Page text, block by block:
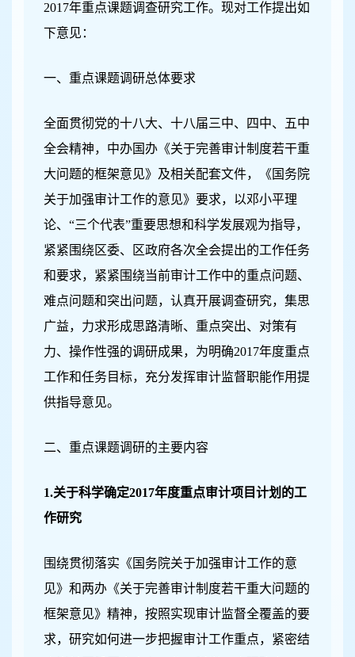
2017年重点课题调查研究工作。现对工作提出如
下意见：
一、重点课题调研总体要求
全面贯彻党的十八大、十八届三中、四中、五中
全会精神，中办国办 《关于完善审计制度若干重
大问题的框架意见》及相关配套文件，
《国务院
关于加强审计工作的意见》要求，以邓小平理
论、“三个代表”重要思想和科学发展观为指导，
紧紧围绕区委、区政府各次全会提出的工作任务
和要求，紧紧围绕当前审计工作中的重点问题、
难点问题和突出问题，认真开展调查研究，集思
广益，力求形成思路清晰、重点突出、对策有
力、操作性强的调研成果，为明确2017年度重点
工作和任务目标，充分发挥审计监督职能作用提
供指导意见。
二、重点课题调研的主要内容
1.关于科学确定2017年度重点审计项目计划的工
作研究
围绕贯彻落实《国务院关于加强审计工作的意
见》和两办《关于完善审计制度若干重大问题的
框架意见》精神，按照实现审计监督全覆盖的要
求，研究如何进一步把握审计工作重点，紧密结